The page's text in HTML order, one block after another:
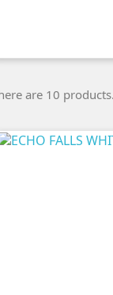
are 10 products.